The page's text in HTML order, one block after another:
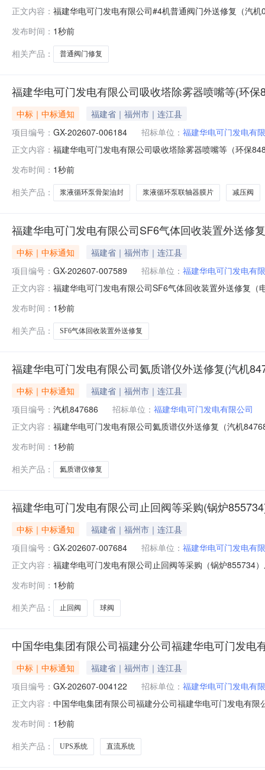
正文内容： 福建华电可门发电有限公司#4机普通阀门外送修复（汽
率采购范围成交供应商1福建华电可门发电有限公司4号
发布时间： 1秒前
相关产品：
普通阀门修复
福建华电可门发电有限公司吸收塔除雾器喷嘴等(环
中标｜中标通知
福建省｜福州市｜连江县
项目编号： GX-202607-006184 招标单位： 福建华电可门发电有
正文内容： 福建华电可门发电有限公司吸收塔除雾器喷嘴等（环保
购清单序号采购人物资名称税率规格型号单位数量成交
发布时间： 1秒前
相关产品：
浆液循环泵骨架油封 浆液循环泵联轴器膜片 减压阀
福建华电可门发电有限公司SF6气体回收装置外送修
中标｜中标通知
福建省｜福州市｜连江县
项目编号： GX-202607-007589 招标单位： 福建华电可门发电有
正文内容： 福建华电可门发电有限公司SF6气体回收装置外送修复
物资名称税率采购范围成交供应商1福建华电可门发电
发布时间： 1秒前
相关产品：
SF6气体回收装置外送修复
福建华电可门发电有限公司氦质谱仪外送修复(汽机
中标｜中标通知
福建省｜福州市｜连江县
项目编号： 汽机847686 招标单位： 福建华电可门发电有限公司
正文内容： 福建华电可门发电有限公司氦质谱仪外送修复（汽机
围成交供应商1福建华电可门发电有限公司氦质谱仪外
发布时间： 1秒前
相关产品：
氦质谱仪修复
福建华电可门发电有限公司止回阀等采购(锅炉
中标｜中标通知
福建省｜福州市｜连江县
项目编号： GX-202607-007684 招标单位： 福建华电可门发电有
正文内容： 福建华电可门发电有限公司止回阀等采购（锅炉855734
供应商1福建华电可门发电有限公司球阀13%球阀
发布时间： 1秒前
相关产品：
止回阀 球阀
中国华电集团有限公司福建分公司福建华电可门发
中标｜中标通知
福建省｜福州市｜连江县
项目编号： GX-202607-004122 招标单位： 福建华电可门发电有
正文内容： 中国华电集团有限公司福建分公司福建华电可门发电有
结束期：2026-08-13七、预成交供应商：福州科瑞迪特
心UPS系统
发布时间： 1秒前
相关产品：
UPS系统 直流系统
HOT
NEW
5折起